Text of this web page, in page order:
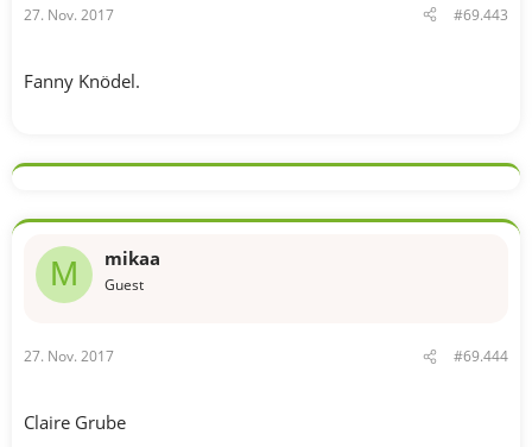
27. Nov. 2017 #69.443
Fanny Knödel.
M mikaa
Guest
27. Nov. 2017 #69.444
Claire Grube